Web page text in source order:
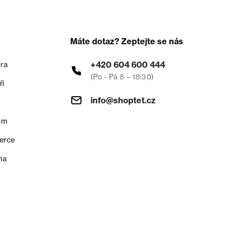
Máte dotaz? Zeptejte se nás
+420 604 600 444
(Po - Pá 8 – 18:30)
info@shoptet.cz